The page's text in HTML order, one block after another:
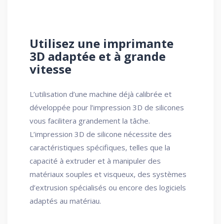
Utilisez une imprimante
3D adaptée et à grande
vitesse
L’utilisation d’une machine déjà calibrée et
développée pour l’impression 3D de silicones
vous facilitera grandement la tâche.
L’impression 3D de silicone nécessite des
caractéristiques spécifiques, telles que la
capacité à extruder et à manipuler des
matériaux souples et visqueux, des systèmes
d’extrusion spécialisés ou encore des logiciels
adaptés au matériau.